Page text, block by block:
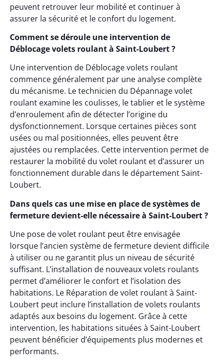
peuvent retrouver leur mobilité et continuer à
assurer la sécurité et le confort du logement.
Comment se déroule une intervention de
Déblocage volets roulant à Saint-Loubert ?
Une intervention de Déblocage volets roulant
commence généralement par une analyse complète
du mécanisme. Le technicien du Dépannage volet
roulant examine les coulisses, le tablier et le système
d’enroulement afin de détecter l’origine du
dysfonctionnement. Lorsque certaines pièces sont
usées ou mal positionnées, elles peuvent être
ajustées ou remplacées. Cette intervention permet de
restaurer la mobilité du volet roulant et d’assurer un
fonctionnement durable dans le département Saint-
Loubert.
Dans quels cas une mise en place de systèmes de
fermeture devient-elle nécessaire à Saint-Loubert ?
Une pose de volet roulant peut être envisagée
lorsque l’ancien système de fermeture devient difficile
à utiliser ou ne garantit plus un niveau de sécurité
suffisant. L’installation de nouveaux volets roulants
permet d’améliorer le confort et l’isolation des
habitations. Le Réparation de volet roulant à Saint-
Loubert peut inclure l’installation de volets roulants
adaptés aux besoins du logement. Grâce à cette
intervention, les habitations situées à Saint-Loubert
peuvent bénéficier d’équipements plus modernes et
performants.